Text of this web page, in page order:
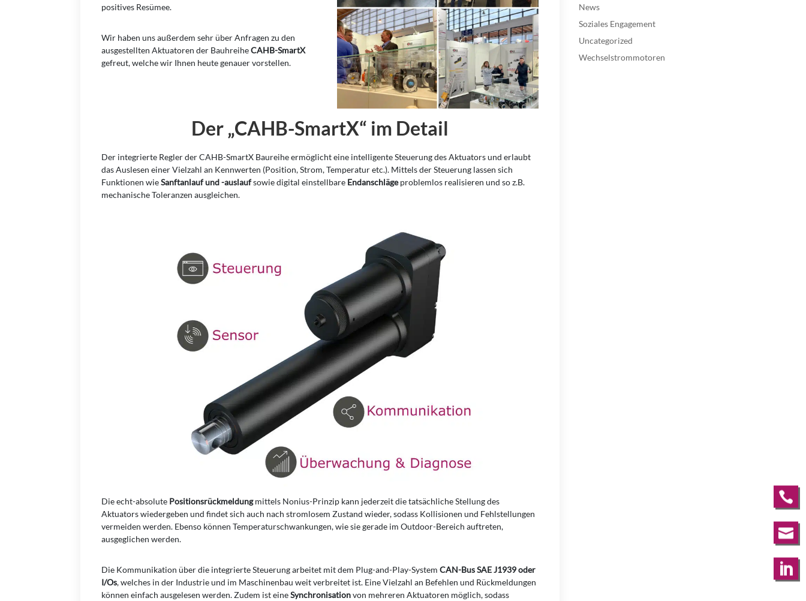
positives Resümee.
Wir haben uns außerdem sehr über Anfragen zu den
ausgestellten Aktuatoren der BauhreiheCAHB-SmartX
gefreut, welche wir Ihnen heute genauer vorstellen.
Der „CAHB-SmartX“ im Detail
Der integrierte Regler der CAHB-SmartX Baureihe ermöglicht eine intelligente Steuerung des Aktuators und erlaubt
das Auslesen einer Vielzahl an Kennwerten (Position, Strom, Temperatur etc.). Mittels der Steuerung lassen sich
Funktionen wieSanftanlauf und -auslaufsowie digital einstellbare Endanschlägeproblemlos realisieren und so z.B.
mechanische Toleranzen ausgleichen.
Die echt-absolute Positionsrückmeldungmittels Nonius-Prinzip kann jederzeit die tatsächliche Stellung des
Aktuators wiedergeben und findet sich auch nach stromlosem Zustand wieder, sodass Kollisionen und Fehlstellungen
vermeiden werden. Ebenso können Temperaturschwankungen, wie sie gerade im Outdoor-Bereich auftreten,
ausgeglichen werden.
Die Kommunikation über die integrierte Steuerung arbeitet mit dem Plug-and-Play-SystemCAN-Bus SAE J1939 oder
I/Os, welches in der Industrie und im Maschinenbau weit verbreitet ist. Eine Vielzahl an Befehlen und Rückmeldungen
können einfach ausgelesen werden. Zudem ist eineSynchronisationvon mehreren Aktuatoren möglich, sodass
News
Soziales Engagement
Uncategorized
Wechselstrommotoren


